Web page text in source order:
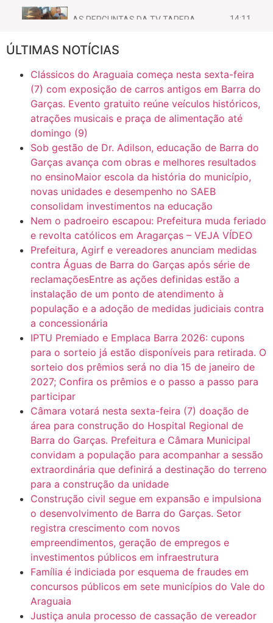
AS PERGUNTAS DA TV TAPERA 14:11
CASO SAIURY - SEM CORTES
Mini Ginásio de Aragarças- Só a bo$ta 6:31
ARAGARÇAS: Uma das obras que não tem prioridade 7:10
ÚLTIMAS NOTÍCIAS
Clássicos do Araguaia começa nesta sexta-feira
(7) com exposição de carros antigos em Barra do
Garças. Evento gratuito reúne veículos históricos,
atrações musicais e praça de alimentação até
domingo (9)
Sob gestão de Dr. Adilson, educação de Barra do
Garças avança com obras e melhores resultados
no ensinoMaior escola da história do município,
novas unidades e desempenho no SAEB
consolidam investimentos na educação
Nem o padroeiro escapou: Prefeitura muda feriado
e revolta católicos em Aragarças – VEJA VÍDEO
Prefeitura, Agirf e vereadores anunciam medidas
contra Águas de Barra do Garças após série de
reclamaçõesEntre as ações definidas estão a
instalação de um ponto de atendimento à
população e a adoção de medidas judiciais contra
a concessionária
IPTU Premiado e Emplaca Barra 2026: cupons
para o sorteio já estão disponíveis para retirada. O
sorteio dos prêmios será no dia 15 de janeiro de
2027; Confira os prêmios e o passo a passo para
participar
Câmara votará nesta sexta-feira (7) doação de
área para construção do Hospital Regional de
Barra do Garças. Prefeitura e Câmara Municipal
convidam a população para acompanhar a sessão
extraordinária que definirá a destinação do terreno
para a construção da unidade
Construção civil segue em expansão e impulsiona
o desenvolvimento de Barra do Garças. Setor
registra crescimento com novos
empreendimentos, geração de empregos e
investimentos públicos em infraestrutura
Família é indiciada por esquema de fraudes em
concursos públicos em sete municípios do Vale do
Araguaia
Justiça anula processo de cassação de vereador